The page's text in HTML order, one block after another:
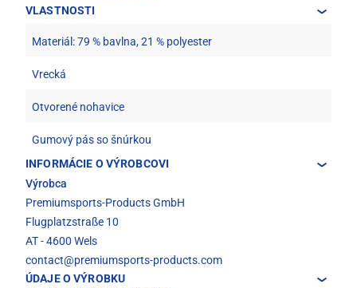
VLASTNOSTI
Materiál: 79 % bavlna, 21 % polyester
Vrecká
Otvorené nohavice
Gumový pás so šnúrkou
INFORMÁCIE O VÝROBCOVI
Výrobca
Premiumsports-Products GmbH
Flugplatzstraße 10
AT - 4600 Wels
contact@premiumsports-products.com
ÚDAJE O VÝROBKU